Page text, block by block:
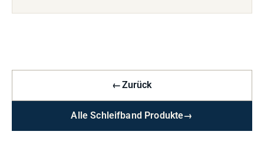
←Zurück
Alle Schleifband Produkte→